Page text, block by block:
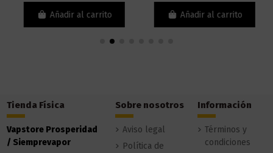
Añadir al carrito Añadir al carrito
Tienda Física
Vapstore Prosperidad
/ Siemprevapor
Sobre nosotros
Aviso legal
Política de
Información
Términos y
condiciones